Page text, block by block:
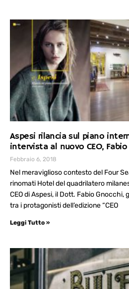
Aspesi rilancia sul piano
intervista al nuovo CEO,
Febbraio 6, 2018
Nel meraviglioso contesto del Four
rinomati Hotel del quadrilatero
CEO di Aspesi, il Dott. Fabio
tra i protagonisti dell’edizione “CEO
Leggi Tutto »